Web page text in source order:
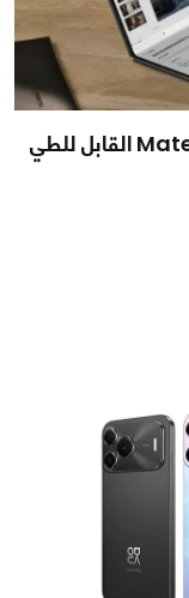
هواوي تكشف عن حاسوب MateBook Fold القابل للطي